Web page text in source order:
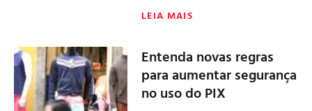
LEIA MAIS
Entenda novas regras
para aumentar segurança
no uso do PIX